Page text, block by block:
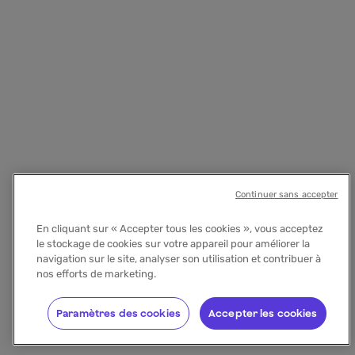
En cliquant sur « Accepter tous les cookies », vous acceptez
le stockage de cookies sur votre appareil pour améliorer la
navigation sur le site, analyser son utilisation et contribuer à
nos efforts de marketing.
Accepter les cookies
Paramètres des cookies
Continuer sans accepter